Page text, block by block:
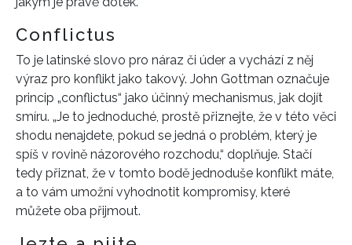
Conflictus
To je latinské slovo pro náraz či úder a vychází z něj
výraz pro konflikt jako takový. John Gottman označuje
princip „conflictus“ jako účinný mechanismus, jak dojít
smíru. „Je to jednoduché, prostě přiznejte, že v této věci
shodu nenajdete, pokud se jedná o problém, který je
spíš v rovině názorového rozchodu,“ doplňuje. Stačí
tedy přiznat, že v tomto bodě jednoduše konflikt máte,
a to vám umožní vyhodnotit kompromisy, které
můžete oba přijmout.